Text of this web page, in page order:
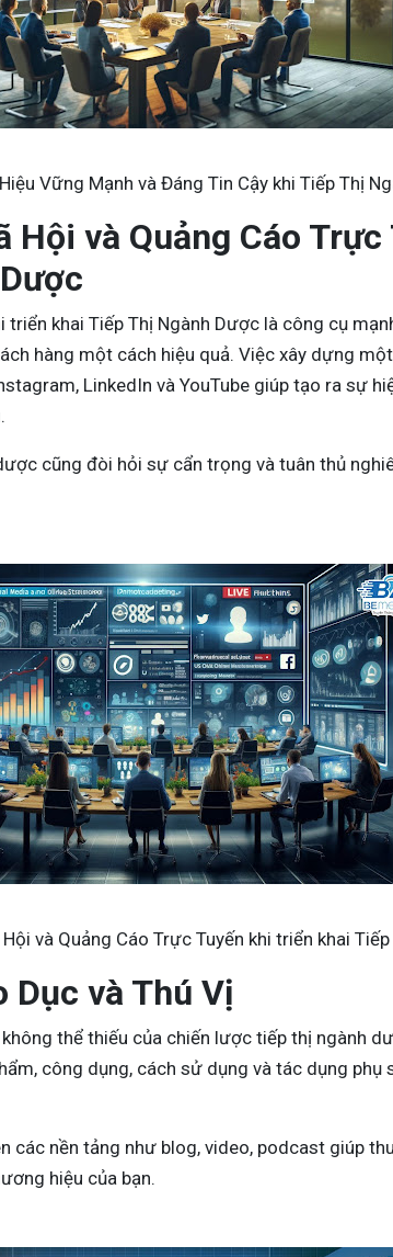
Vững Mạnh và Đáng Tin Cậy khi Tiếp Thị
Hội và Quảng Cáo
khai Tiếp Thị Ngành Dược là công cụ
hàng một cách hiệu quả. Việc xây dựng
LinkedIn và YouTube giúp tạo ra sự
cũng đòi hỏi sự cẩn trọng và tuân thủ
và Quảng Cáo Trực Tuyến khi triển khai
Dục và Thú Vị
thể thiếu của chiến lược tiếp thị ngành
công dụng, cách sử dụng và tác dụng
các nền tảng như blog, video, podcast giúp
hiệu của bạn.